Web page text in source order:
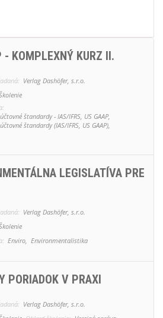
- KOMPLEXNÝ KURZ II.
Verlag Dashöfer, s.r.o.
štandardy - IAS/IFRS, US GAAP,
štandardy (IAS/IFRS, US GAAP),
LEGISLATÍVA PRE
Verlag Dashöfer, s.r.o.
Enviro, Environmentalistika
PORIADOK V PRAXI
Verlag Dashöfer, s.r.o.